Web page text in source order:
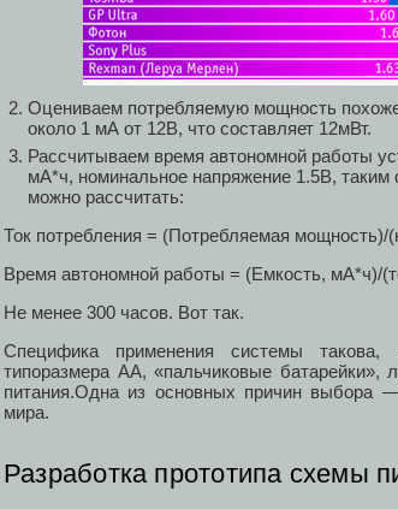
Оцениваем потребляемую мощность
около 1 мА от 12В, что составляет 12мВт.
Рассчитываем время автономной работы
мА*ч, номинальное напряжение 1.5В,
можно рассчитать:
Ток потребления = (Потребляемая
Время автономной работы = (Емкость, мА*ч)/
Не менее 300 часов. Вот так.
Специфика применения системы
типоразмера АА, «пальчиковые батарейки»,
питания.Одна из основных причин выбора
мира.
Разработка прототипа схемы